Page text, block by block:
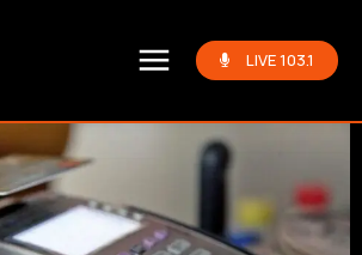
LIVE 103.1